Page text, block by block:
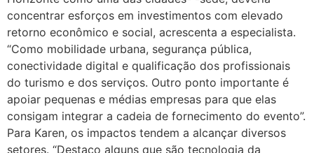
concentrar esforços em investimentos com elevado
retorno econômico e social, acrescenta a especialista.
“Como mobilidade urbana, segurança pública,
conectividade digital e qualificação dos profissionais
do turismo e dos serviços. Outro ponto importante é
apoiar pequenas e médias empresas para que elas
consigam integrar a cadeia de fornecimento do evento”.
Para Karen, os impactos tendem a alcançar diversos
setores. “Destaco alguns que são tecnologia da